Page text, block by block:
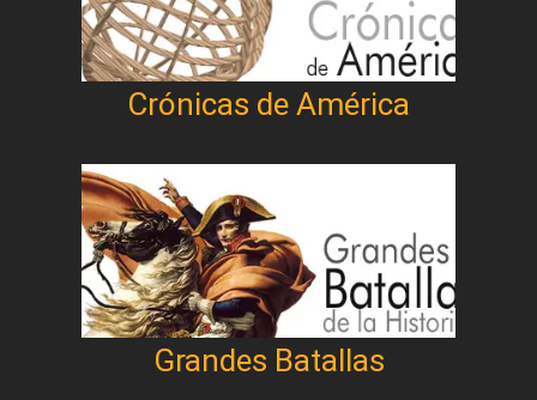
Crónicas de América
Grandes Batallas